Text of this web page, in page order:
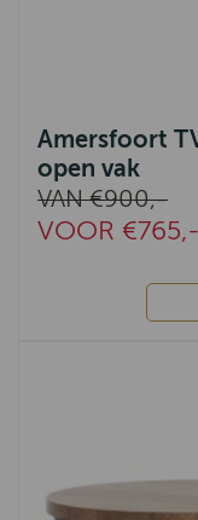
Amersfoort
open vak
VAN €900,-
VOOR €765,-